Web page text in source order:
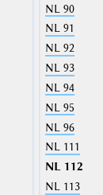
NL 90
NL 91
NL 92
NL 93
NL 94
NL 95
NL 96
NL 111
NL 112
NL 113